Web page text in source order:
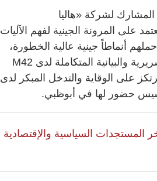
لشركة «هاليا
على المرونة الجينية لفهم الآليات
أنماطاً جينية عالية الخطورة،
مؤكداً أن برنامج الجينوم الإماراتي والبنية التحتية السريرية والبيانية المتكاملة لدى M42
على الوقاية والتدخل المبكر لدى
حضور لها في أبوظبي.
المستجدات السياسية والإقتصادية